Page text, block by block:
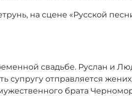
на сцене «Русской
свадьбе. Руслан и
супругу отправляется
брата